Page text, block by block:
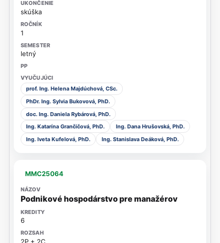
skúška
1
letný
prof. Ing. Helena Majdúchová, CSc.
PhDr. Ing. Sylvia Bukovová, PhD.
doc. Ing. Daniela Rybárová, PhD.
Ing. Katarína Grančičová, PhD.
Ing. Dana Hrušovská, PhD.
Ing. Iveta Kufelová, PhD.
Ing. Stanislava Deáková, PhD.
MMC25064
Podnikové hospodárstvo pre manažérov
6
2P + 2C